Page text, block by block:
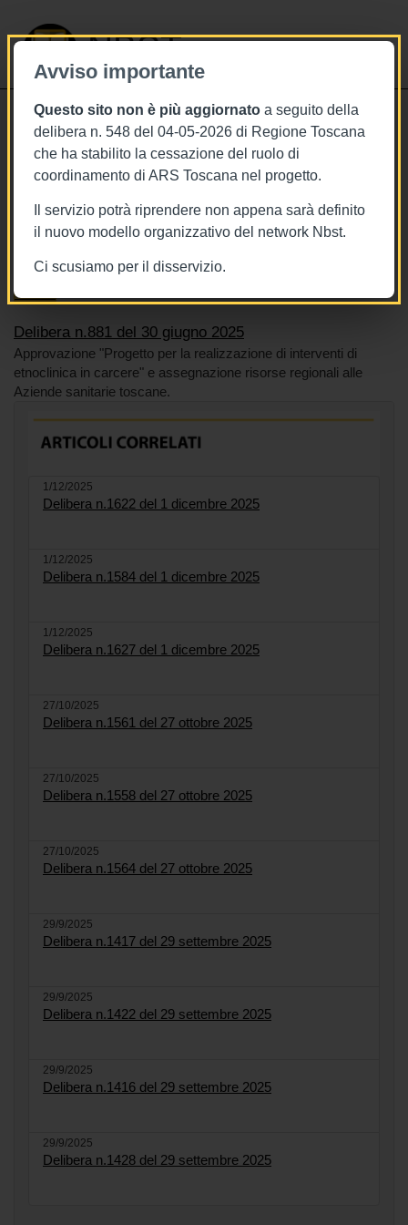
Avviso importante
Questo sito non è più aggiornato a seguito della
delibera n. 548 del 04-05-2026 di Regione Toscana
che ha stabilito la cessazione del ruolo di
coordinamento di ARS Toscana nel progetto.
Il servizio potrà riprendere non appena sarà definito
il nuovo modello organizzativo del network Nbst.
Ci scusiamo per il disservizio.
NBST
30/6/2025
Delibera n.881 del 30 giugno 2025
Tags Toscana
BURT Bollettino della regione toscana
Carcere
Delibera n.881 del 30 giugno 2025
Approvazione "Progetto per la realizzazione di interventi di
etnoclinica in carcere" e assegnazione risorse regionali alle
Aziende sanitarie toscane.
1/12/2025
Delibera n.1622 del 1 dicembre 2025
1/12/2025
Delibera n.1584 del 1 dicembre 2025
1/12/2025
Delibera n.1627 del 1 dicembre 2025
27/10/2025
Delibera n.1561 del 27 ottobre 2025
27/10/2025
Delibera n.1558 del 27 ottobre 2025
27/10/2025
Delibera n.1564 del 27 ottobre 2025
29/9/2025
Delibera n.1417 del 29 settembre 2025
29/9/2025
Delibera n.1422 del 29 settembre 2025
29/9/2025
Delibera n.1416 del 29 settembre 2025
29/9/2025
Delibera n.1428 del 29 settembre 2025